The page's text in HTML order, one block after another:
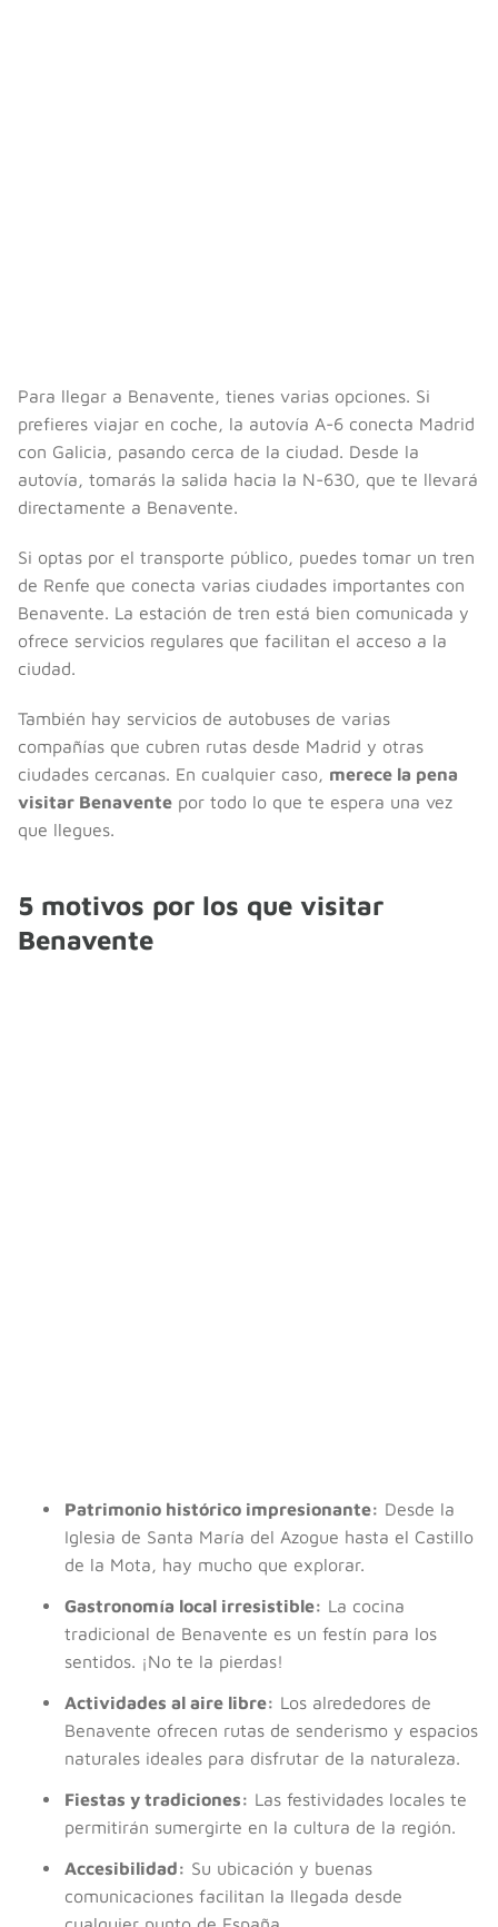
Para llegar a Benavente, tienes varias opciones. Si
prefieres viajar en coche, la autovía A-6 conecta Madrid
con Galicia, pasando cerca de la ciudad. Desde la
autovía, tomarás la salida hacia la N-630, que te llevará
directamente a Benavente.
Si optas por el transporte público, puedes tomar un tren
de Renfe que conecta varias ciudades importantes con
Benavente. La estación de tren está bien comunicada y
ofrece servicios regulares que facilitan el acceso a la
ciudad.
También hay servicios de autobuses de varias
compañías que cubren rutas desde Madrid y otras
ciudades cercanas. En cualquier caso, merece la pena
visitar Benavente por todo lo que te espera una vez
que llegues.
5 motivos por los que visitar
Benavente
Patrimonio histórico impresionante: Desde la
Iglesia de Santa María del Azogue hasta el Castillo
de la Mota, hay mucho que explorar.
Gastronomía local irresistible: La cocina
tradicional de Benavente es un festín para los
sentidos. ¡No te la pierdas!
Actividades al aire libre: Los alrededores de
Benavente ofrecen rutas de senderismo y espacios
naturales ideales para disfrutar de la naturaleza.
Fiestas y tradiciones: Las festividades locales te
permitirán sumergirte en la cultura de la región.
Accesibilidad: Su ubicación y buenas
comunicaciones facilitan la llegada desde